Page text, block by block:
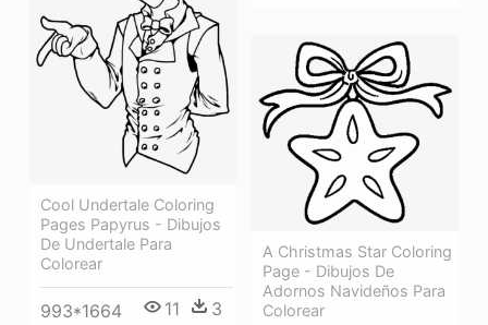
Cool Undertale Coloring
Pages Papyrus - Dibujos
De Undertale Para
Colorear
993*1664 11 3
A Christmas Star Coloring
Page - Dibujos De
Adornos Navideños Para
Colorear